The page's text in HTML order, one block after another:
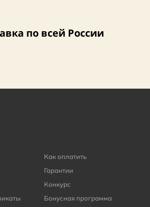
по всей России
Как оплатить
Гарантии
Конкурс
Бонусная программа